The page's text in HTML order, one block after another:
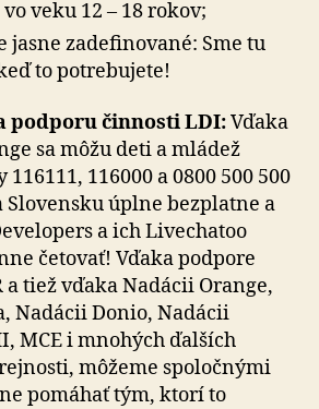
veku 12 – 18 rokov;
jasne zadefinované: Sme tu
to potrebujete!
podporu činnosti LDI:Vďaka
sa môžu deti a mládež
116000 a 0800 500 500
Slovensku úplne bezplatne a
a ich Livechatoo
četovať! Vďaka podpore
tiež vďaka Nadácii Orange,
Nadácii Donio, Nadácii
MCE i mnohých ďalších
môžeme spoločnými
pomáhať tým, ktorí to